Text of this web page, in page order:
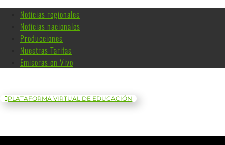
Noticias regionales
Noticias nacionales
Producciones
Nuestras Tarifas
Emisoras en Vivo
PLATAFORMA VIRTUAL DE EDUCACIÓN